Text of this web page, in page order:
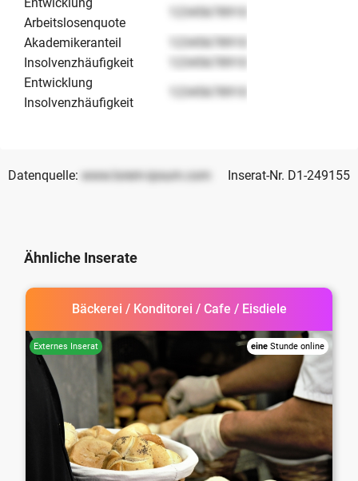
Arbeitslosenquote
12345678910
Akademikeranteil
12345678910
Insolvenzhäufigkeit
12345678910
Entwicklung
Insolvenzhäufigkeit
12345678910
Datenquelle: www.lorem-ipsum.com Inserat-Nr. D1-249155
Ähnliche Inserate
Bäckerei / Konditorei / Cafe / Eisdiele
eine Stunde online